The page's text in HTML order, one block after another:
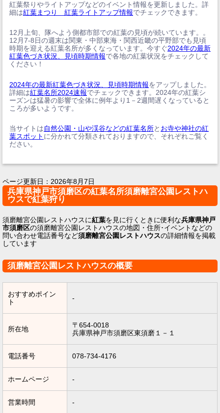
紅葉祭りやライトアップなどのイベント情報を更新しました。詳
細は紅葉まつり 紅葉ライトアップ情報でチェックできます。
12月上旬、隊へよう側都市部での紅葉の見頃が続いています。。
12月7-8日の週末は関東・中部東海・関西近畿の平野部でも見頃
時期を迎える紅葉名所が多くなっています。今すぐ2024年の最新
紅葉色づき状況、見頃時期情報で各地の紅葉状況をチェックして
ください！
2024年の最新紅葉色づき状況、見頃時期情報をアップしました。
詳細は紅葉名所2024速報でチェックできます。2024年の紅葉シ
ーズンは猛暑の影響で全体に例年より1－2週間遅くなっていると
ころが多いようです。
当サイトは自然公園・山や渓谷などの紅葉名所と お寺や神社の紅
葉スポット に分かれて分類されておりますので、それぞれご覧く
ださい。
ページ更新日： 2026年8月7日
兵庫県神戸市須磨区の紅葉名所須磨離宮公園レストハ
ウスで紅葉狩り
須磨離宮公園レストハウスに紅葉を見に行くときに便利な兵庫県神戸
市須磨区の須磨離宮公園レストハウスの地図・住所･イベントなどの
問い合わせ電話番号など須磨離宮公園レストハウスの詳細情報を掲載
しています
須磨離宮公園レストハウスの概要
おすすめポイン
ト
-
所在地
〒654-0018
兵庫県神戸市須磨区東須磨１－１
電話番号 078-734-4176
ホームページ -
営業時間 -